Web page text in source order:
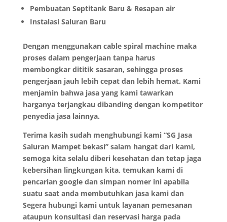
Pembuatan Septitank Baru & Resapan air
Instalasi Saluran Baru
Dengan menggunakan cable spiral machine maka
proses dalam pengerjaan tanpa harus
membongkar dititik sasaran, sehingga proses
pengerjaan jauh lebih cepat dan lebih hemat. Kami
menjamin bahwa jasa yang kami tawarkan
harganya terjangkau dibanding dengan kompetitor
penyedia jasa lainnya.
Terima kasih sudah menghubungi kami “SG Jasa
Saluran Mampet bekasi” salam hangat dari kami,
semoga kita selalu diberi kesehatan dan tetap jaga
kebersihan lingkungan kita, temukan kami di
pencarian google dan simpan nomer ini apabila
suatu saat anda membutuhkan jasa kami dan
Segera hubungi kami untuk layanan pemesanan
ataupun konsultasi dan reservasi harga pada